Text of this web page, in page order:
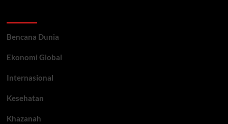
Bencana Dunia
Ekonomi Global
Internasional
Kesehatan
Khazanah